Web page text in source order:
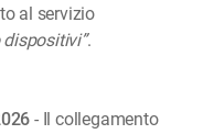
al servizio
dispositivi”.
- Il collegamento